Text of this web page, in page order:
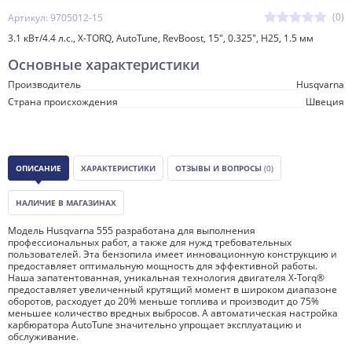
Артикул: 9705012-15
(0)
3.1 кВт/4.4 л.с., X-TORQ, AutoTune, RevBoost, 15", 0.325", H25, 1.5 мм
Основные характеристики
Производитель
Husqvarna
Страна происхождения
Швеция
ОПИСАНИЕ ХАРАКТЕРИСТИКИ ОТЗЫВЫ И ВОПРОСЫ (0)
НАЛИЧИЕ В МАГАЗИНАХ
Модель Husqvarna 555 разработана для выполнения
профессиональных работ, а также для нужд требовательных
пользователей. Эта бензопила имеет инновационную конструкцию и
предоставляет оптимальную мощность для эффективной работы.
Наша запатентованная, уникальная технология двигателя X-Torq®
предоставляет увеличенный крутящий момент в широком диапазоне
оборотов, расходует до 20% меньше топлива и производит до 75%
меньшее количество вредных выбросов. А автоматическая настройка
карбюратора AutoTune значительно упрощает эксплуатацию и
обслуживание.